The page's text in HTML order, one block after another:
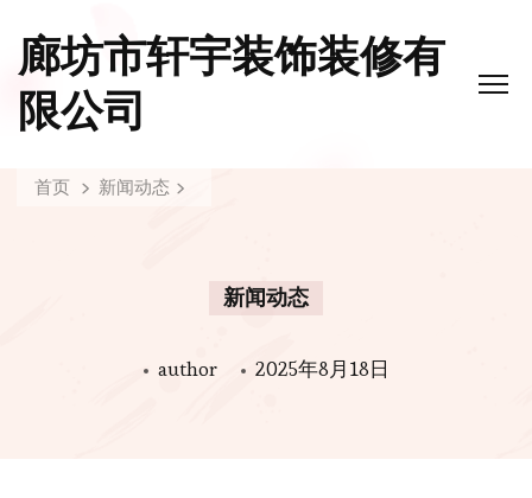
廊坊市轩宇装饰装修有
限公司
首页 新闻动态
新闻动态
author 2025年8月18日